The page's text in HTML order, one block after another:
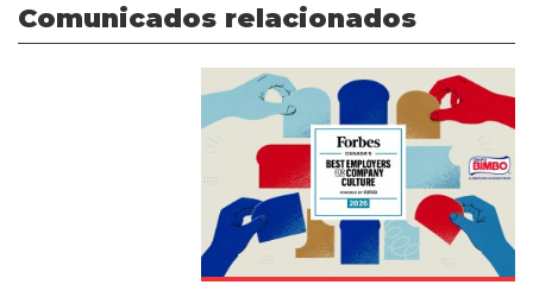
Comunicados relacionados